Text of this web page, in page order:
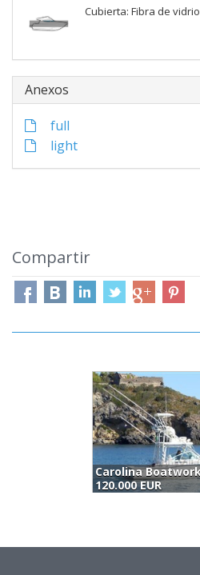
Cubierta: Fibra de vidrio
Anexos
full
light
Compartir
120.000 EUR